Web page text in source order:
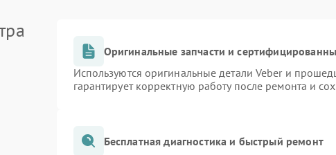
Оригинальные запчасти и
Используются оригинальные детали Veber и
гарантирует корректную работу после ремонта и
Бесплатная диагностика и быстрый ремонт